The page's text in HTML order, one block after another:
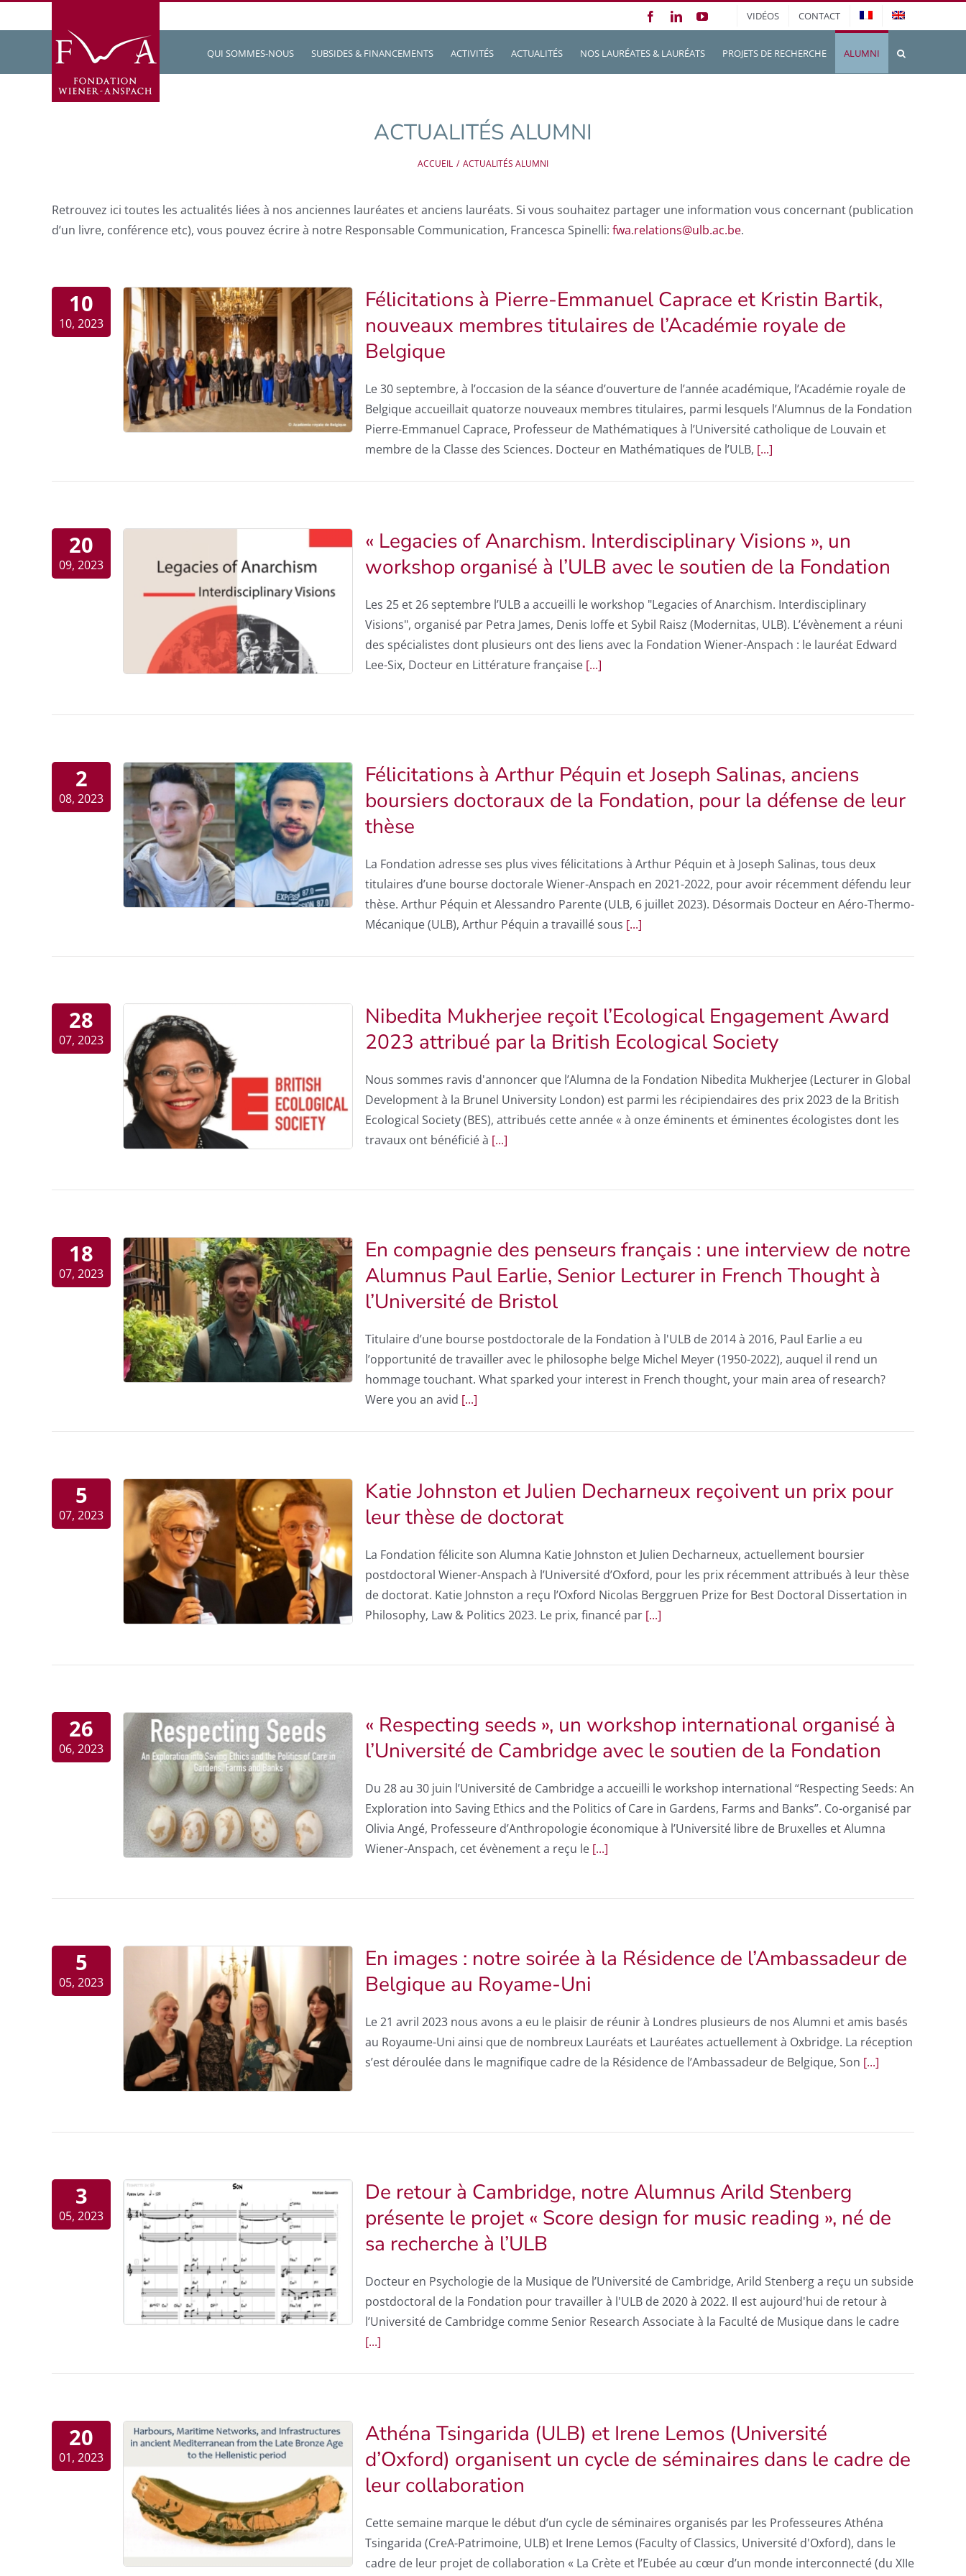
au
FacebookLinkedInYouTubeVIDÉOS CONTACT
QUI SOMMES-NOUS SUBSIDES & FINANCEMENTS ACTIVITÉS ACTUALITÉS NOS LAURÉATES & LAURÉATS PROJETS DE RECHERCHE ALUMNI
ACTUALITÉS ALUMNI
ACCUEIL ACTUALITÉS ALUMNI
Retrouvez ici toutes les actualités liées à nos anciennes lauréates et anciens lauréats. Si vous souhaitez partager une information vous concernant (publication
d’un livre, conférence etc), vous pouvez écrire à notre Responsable Communication, Francesca Spinelli: fwa.relations@ulb.ac.be.
10
10, 2023
Félicitations à Pierre-Emmanuel Caprace et Kristin Bartik,
nouveaux membres titulaires de l’Académie royale de
Belgique
Le 30 septembre, à l’occasion de la séance d’ouverture de l’année académique, l’Académie royale de
Belgique accueillait quatorze nouveaux membres titulaires, parmi lesquels l’Alumnus de la Fondation
Pierre-Emmanuel Caprace, Professeur de Mathématiques à l’Université catholique de Louvain et
membre de la Classe des Sciences. Docteur en Mathématiques de l’ULB, [...]
20
09, 2023
« Legacies of Anarchism. Interdisciplinary Visions », un
workshop organisé à l’ULB avec le soutien de la Fondation
Les 25 et 26 septembre l’ULB a accueilli le workshop "Legacies of Anarchism. Interdisciplinary
Visions", organisé par Petra James, Denis Ioffe et Sybil Raisz (Modernitas, ULB). L’évènement a réuni
des spécialistes dont plusieurs ont des liens avec la Fondation Wiener-Anspach : le lauréat Edward
Lee-Six, Docteur en Littérature française [...]
2
08, 2023
Félicitations à Arthur Péquin et Joseph Salinas, anciens
boursiers doctoraux de la Fondation, pour la défense de leur
thèse
La Fondation adresse ses plus vives félicitations à Arthur Péquin et à Joseph Salinas, tous deux
titulaires d’une bourse doctorale Wiener-Anspach en 2021-2022, pour avoir récemment défendu leur
thèse. Arthur Péquin et Alessandro Parente (ULB, 6 juillet 2023). Désormais Docteur en Aéro-Thermo-
Mécanique (ULB), Arthur Péquin a travaillé sous [...]
28
07, 2023
Nibedita Mukherjee reçoit l’Ecological Engagement Award
2023 attribué par la British Ecological Society
Nous sommes ravis d'annoncer que l’Alumna de la Fondation Nibedita Mukherjee (Lecturer in Global
Development à la Brunel University London) est parmi les récipiendaires des prix 2023 de la British
Ecological Society (BES), attribués cette année « à onze éminents et éminentes écologistes dont les
travaux ont bénéficié à [...]
18
07, 2023
En compagnie des penseurs français : une interview de notre
Alumnus Paul Earlie, Senior Lecturer in French Thought à
l’Université de Bristol
Titulaire d’une bourse postdoctorale de la Fondation à l'ULB de 2014 à 2016, Paul Earlie a eu
l’opportunité de travailler avec le philosophe belge Michel Meyer (1950-2022), auquel il rend un
hommage touchant. What sparked your interest in French thought, your main area of research?
Were you an avid [...]
5
07, 2023
Katie Johnston et Julien Decharneux reçoivent un prix pour
leur thèse de doctorat
La Fondation félicite son Alumna Katie Johnston et Julien Decharneux, actuellement boursier
postdoctoral Wiener-Anspach à l’Université d’Oxford, pour les prix récemment attribués à leur thèse
de doctorat. Katie Johnston a reçu l’Oxford Nicolas Berggruen Prize for Best Doctoral Dissertation in
Philosophy, Law & Politics 2023. Le prix, financé par [...]
26
06, 2023
« Respecting seeds », un workshop international organisé à
l’Université de Cambridge avec le soutien de la Fondation
Du 28 au 30 juin l’Université de Cambridge a accueilli le workshop international “Respecting Seeds: An
Exploration into Saving Ethics and the Politics of Care in Gardens, Farms and Banks”. Co-organisé par
Olivia Angé, Professeure d’Anthropologie économique à l’Université libre de Bruxelles et Alumna
Wiener-Anspach, cet évènement a reçu le [...]
5
05, 2023
En images : notre soirée à la Résidence de l’Ambassadeur de
Belgique au Royame-Uni
Le 21 avril 2023 nous avons a eu le plaisir de réunir à Londres plusieurs de nos Alumni et amis basés
au Royaume-Uni ainsi que de nombreux Lauréats et Lauréates actuellement à Oxbridge. La réception
s’est déroulée dans le magnifique cadre de la Résidence de l’Ambassadeur de Belgique, Son [...]
3
05, 2023
De retour à Cambridge, notre Alumnus Arild Stenberg
présente le projet « Score design for music reading », né de
sa recherche à l’ULB
Docteur en Psychologie de la Musique de l’Université de Cambridge, Arild Stenberg a reçu un subside
postdoctoral de la Fondation pour travailler à l'ULB de 2020 à 2022. Il est aujourd'hui de retour à
l’Université de Cambridge comme Senior Research Associate à la Faculté de Musique dans le cadre
[...]
20
01, 2023
Athéna Tsingarida (ULB) et Irene Lemos (Université
d’Oxford) organisent un cycle de séminaires dans le cadre de
leur collaboration
Cette semaine marque le début d’un cycle de séminaires organisés par les Professeures Athéna
Tsingarida (CreA-Patrimoine, ULB) et Irene Lemos (Faculty of Classics, Université d'Oxford), dans le
cadre de leur projet de collaboration « La Crète et l’Eubée au cœur d’un monde interconnecté (du XIIe